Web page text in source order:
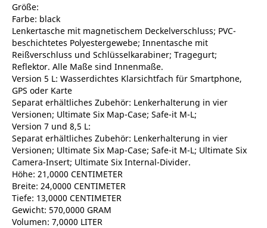
Größe:
Farbe: black
Lenkertasche mit magnetischem Deckelverschluss; PVC-
beschichtetes Polyestergewebe; Innentasche mit
Reißverschluss und Schlüsselkarabiner; Tragegurt;
Reflektor. Alle Maße sind Innenmaße.
Version 5 L: Wasserdichtes Klarsichtfach für Smartphone,
GPS oder Karte
Separat erhältliches Zubehör: Lenkerhalterung in vier
Versionen; Ultimate Six Map-Case; Safe-it M-L;
Version 7 und 8,5 L:
Separat erhältliches Zubehör: Lenkerhalterung in vier
Versionen; Ultimate Six Map-Case; Safe-it M-L; Ultimate Six
Camera-Insert; Ultimate Six Internal-Divider.
Höhe: 21,0000 CENTIMETER
Breite: 24,0000 CENTIMETER
Tiefe: 13,0000 CENTIMETER
Gewicht: 570,0000 GRAM
Volumen: 7,0000 LITER